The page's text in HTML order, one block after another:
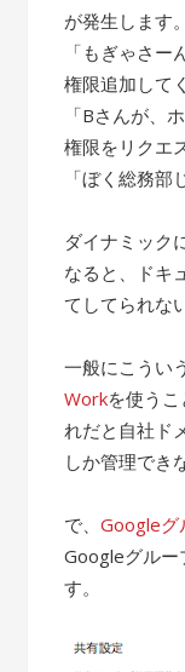
が発生します。
「もぎゃさ
権限追加して
「Bさんが、
権限をリクエ
「ぼく総務部
ダイナミック
なると、ドキ
てしてられな
一般にこうい
Workを使う
れだと自社ド
しか管理でき
で、Googleグ
Googleグルー
す。